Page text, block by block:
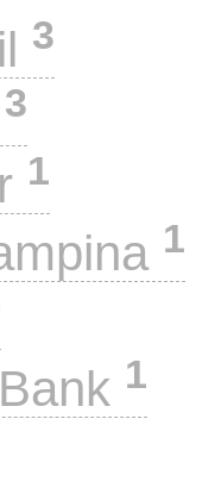
3
3
1
1
1